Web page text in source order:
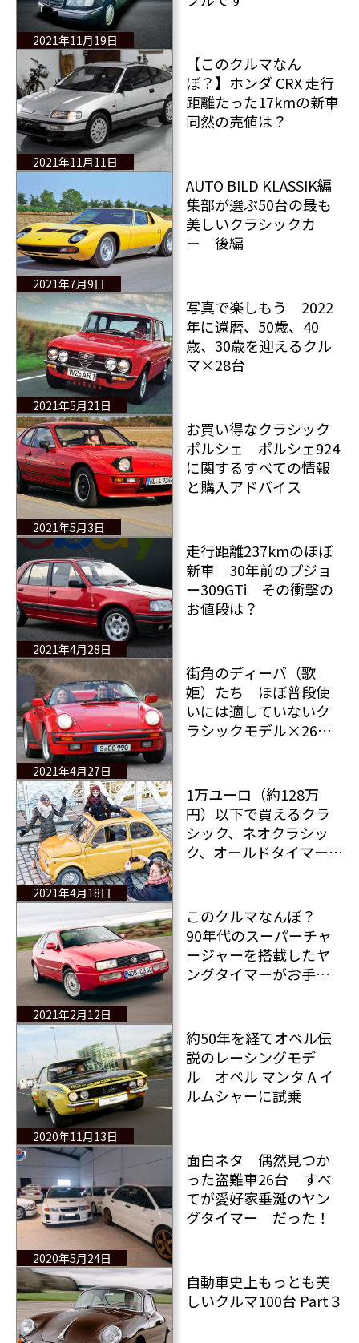
2021年11月19日
2021年11月11日
【このクルマなん
ぼ？】ホンダ CRX 走行
距離たった17kmの新車
同然の売値は？
2021年7月9日
AUTO BILD KLASSIK編
集部が選ぶ50台の最も
美しいクラシックカ
ー 後編
2021年5月21日
写真で楽しもう 2022
年に還暦、50歳、40
歳、30歳を迎えるクル
マ×28台
2021年5月3日
お買い得なクラシック
ポルシェ ポルシェ924
に関するすべての情報
と購入アドバイス
2021年4月28日
走行距離237kmのほぼ
新車 30年前のプジョ
ー309GTi その衝撃の
お値段は？
2021年4月27日
街角のディーバ（歌
姫）たち ほぼ普段使
いには適していないク
ラシックモデル×26
2021年4月18日
1万ユーロ（約128万
円）以下で買えるクラ
シック、ネオクラシッ
ク、オールドタイマー＆
2021年2月12日
このクルマなんぼ？
90年代のスーパーチャ
ージャーを搭載したヤ
ングタイマーがお手頃
2020年11月13日
約50年を経てオペル伝
説のレーシングモデ
ル オペル マンタ A イ
ルムシャーに試乗
2020年5月24日
面白ネタ 偶然見つか
った盗難車26台 すべ
てが愛好家垂涎のヤン
グタイマー だった！
自動車史上もっとも美
しいクルマ100台 Part３